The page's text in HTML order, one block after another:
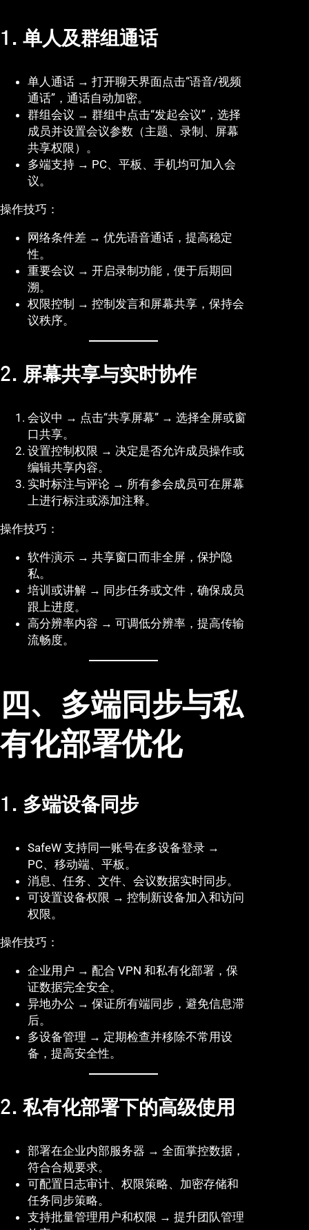
1. 单人及群组通话
单人通话 → 打开聊天界面点击“语音/视频
通话”，通话自动加密。
群组会议 → 群组中点击“发起会议”，选择
成员并设置会议参数（主题、录制、屏幕
共享权限）。
多端支持 → PC、平板、手机均可加入会
议。
操作技巧：
网络条件差 → 优先语音通话，提高稳定
性。
重要会议 → 开启录制功能，便于后期回
溯。
权限控制 → 控制发言和屏幕共享，保持会
议秩序。
2. 屏幕共享与实时协作
会议中 → 点击“共享屏幕” → 选择全屏或窗
口共享。
设置控制权限 → 决定是否允许成员操作或
编辑共享内容。
实时标注与评论 → 所有参会成员可在屏幕
上进行标注或添加注释。
操作技巧：
软件演示 → 共享窗口而非全屏，保护隐
私。
培训或讲解 → 同步任务或文件，确保成员
跟上进度。
高分辨率内容 → 可调低分辨率，提高传输
流畅度。
四、多端同步与私
有化部署优化
1. 多端设备同步
SafeW 支持同一账号在多设备登录 →
PC、移动端、平板。
消息、任务、文件、会议数据实时同步。
可设置设备权限 → 控制新设备加入和访问
权限。
操作技巧：
企业用户 → 配合 VPN 和私有化部署，保
证数据完全安全。
异地办公 → 保证所有端同步，避免信息滞
后。
多设备管理 → 定期检查并移除不常用设
备，提高安全性。
2. 私有化部署下的高级使用
部署在企业内部服务器 → 全面掌控数据，
符合合规要求。
可配置日志审计、权限策略、加密存储和
任务同步策略。
支持批量管理用户和权限 → 提升团队管理